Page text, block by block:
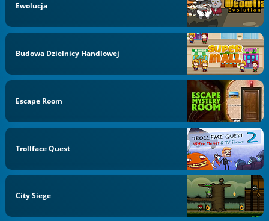
Ewolucja
Budowa Dzielnicy Handlowej
Escape Room
Trollface Quest
City Siege